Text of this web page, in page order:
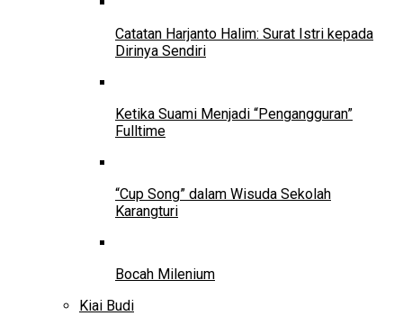
Catatan Harjanto Halim: Surat Istri kepada
Dirinya Sendiri
Ketika Suami Menjadi “Pengangguran”
Fulltime
“Cup Song” dalam Wisuda Sekolah
Karangturi
Bocah Milenium
Kiai Budi